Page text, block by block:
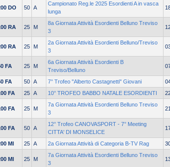
DO 50 A
Campionato Reg.le 2025 Esordienti A in vasca
lunga
RA 25 M
8a Giornata Attività Esordienti Belluno Treviso
3
RA 25 M
2a Giornata Attività Esordienti Belluno/Treviso
3
FA 25 M
6a Giornata Attività Esordienti B
Treviso/Belluno
FA 50 A 7° Trofeo "Alberto Castagnetti" Giovani
FA
25 A 10° TROFEO BABBO NATALE ESORDIENTI
FA 25 M
7a Giornata Attività Esordienti Belluno Treviso
3
FA 50 A
12° Trofeo CANOVASPORT - 7° Meeting
CITTA' DI MONSELICE
MI 25 A 2a Giornata Attività di Categoria B-TV Rag
MI 25 M
7a Giornata Attività Esordienti Belluno Treviso
3